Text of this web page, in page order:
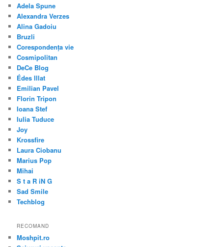
Adela Spune
Alexandra Verzes
Alina Gadoiu
Bruzli
Corespondența vie
Cosmipolitan
DeCe Blog
Édes Illat
Emilian Pavel
Florin Tripon
Ioana Stef
Iulia Tuduce
Joy
Krossfire
Laura Ciobanu
Marius Pop
Mihai
S t a R iN G
Sad Smile
Techblog
RECOMAND
Moshpit.ro